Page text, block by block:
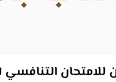
التنافسي ٢٠٢٦-٢٠٢٧